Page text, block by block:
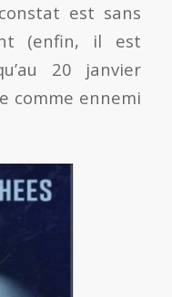
est sans
(enfin, il est
20 janvier
comme ennemi